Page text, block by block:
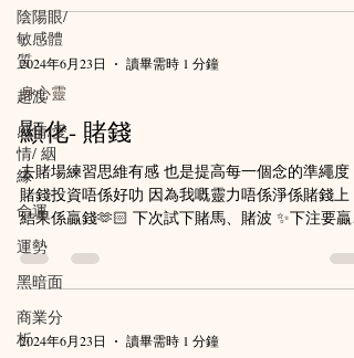
陰陽眼/
敏感體
質
超渡
感情/愛
情/ 絪
緣
命運
運勢
黑暗面
商業分
析
2024年6月23日 讀畢需時 1 分鐘
身心靈
顯化- 賭錢
去賭場練習思維有感 也是提高每一個念的準繩度
賭錢投資唔係好叻 因為我嘅靈力唔係淨係賭錢上
結果係贏錢🫶🏻 下次試下賭馬、賭波 ✨下注要贏
的金錢不能和自己信念 相距太遠；如果你覺得幾十
萬幾萬蚊都係太大數字既時候; 你就好難得到呢個
果；...
2024年6月23日 讀畢需時 1 分鐘